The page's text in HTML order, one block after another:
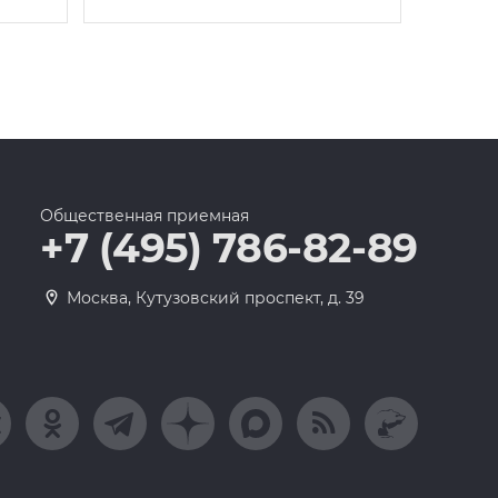
Общественная приемная
+7 (495) 786-82-89
Москва, Кутузовский проспект, д. 39